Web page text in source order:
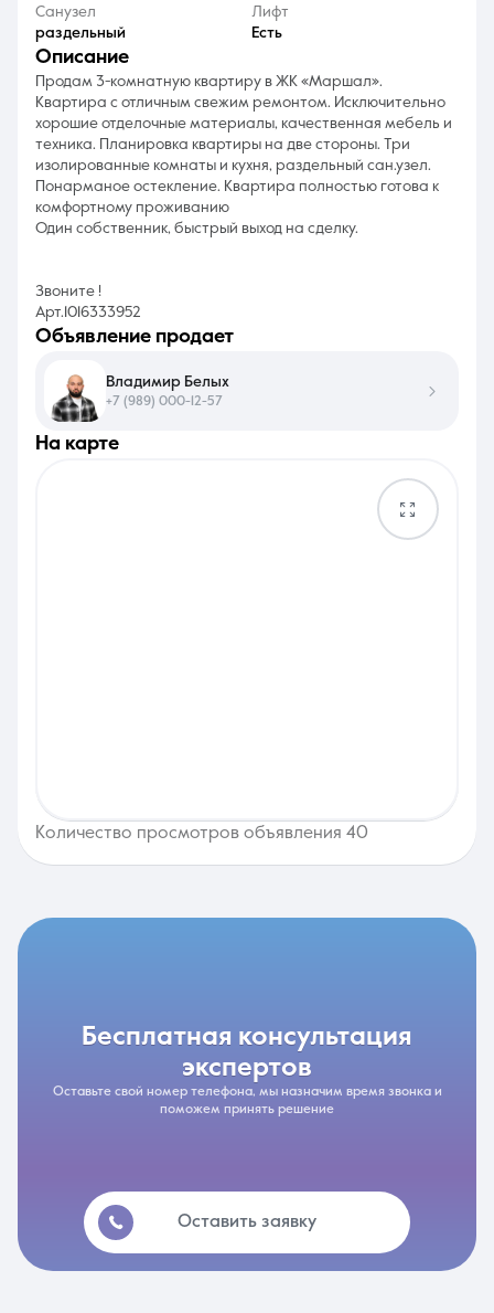
Санузел
раздельный
Лифт
Есть
описание
Продам 3-комнатную квартиру в ЖК «Маршал».
Квартира с отличным свежим ремонтом. Исключительно
хорошие отделочные материалы, качественная мебель и
техника. Планировка квартиры на две стороны. Три
изолированные комнаты и кухня, раздельный сан.узел.
Понарманое остекление. Квартира полностью готова к
комфортному проживанию
Один собственник, быстрый выход на сделку.
Звоните !
Арт.1016333952
на карте
Количество просмотров объявления 40
объявление продает
Владимир Белых
+7 (989) 000-12-57
бесплатная консультация
экспертов
Оставьте свой номер телефона, мы назначим время звонка и
поможем принять решение
Оставить заявку